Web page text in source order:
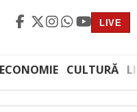
LIVE
ECONOMIE CULTURĂ